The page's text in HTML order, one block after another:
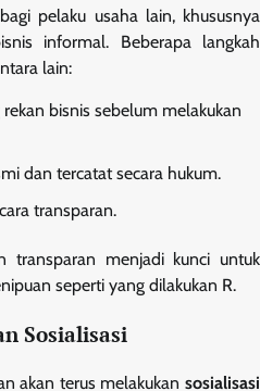
pelaku usaha lain, khususnya
informal. Beberapa langkah
lain:
bisnis sebelum melakukan
dan tercatat secara hukum.
transparan.
transparan menjadi kunci untuk
seperti yang dilakukan R.
Sosialisasi
akan terus melakukan sosialisasi